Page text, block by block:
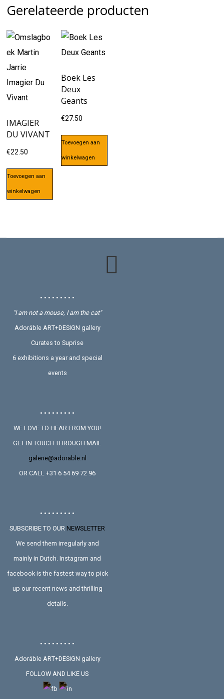
Gerelateerde producten
IMAGIER
DU VIVANT
€22.50
Toevoegen aan
winkelwagen
Boek Les
Deux
Geants
€27.50
Toevoegen aan
winkelwagen
• • • • • • • • •
"I am not a mouse, I am the cat"
Adoráble ART+DESIGN gallery
Curates to Suprise
6 exhibitions a year and special
events
• • • • • • • • •
WE LOVE TO HEAR FROM YOU!
GET IN TOUCH THROUGH MAIL
galerie@adorable.nl
OR CALL +31 6 54 69 72 96
• • • • • • • • •
SUBSCRIBE TO OUR NEWSLETTER
We send them irregularly and
mainly in Dutch. Instagram and
facebook is the fastest way to pick
up our recent news and thrilling
details.
• • • • • • • • •
Adoráble ART+DESIGN gallery
FOLLOW AND LIKE US